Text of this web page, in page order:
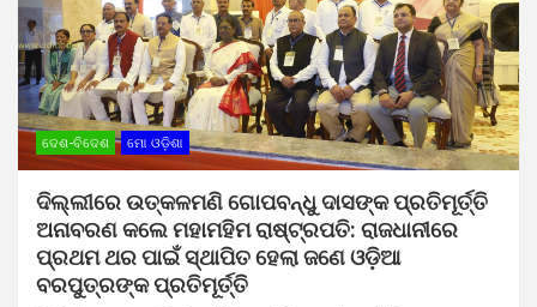
ଦେଶ-ବିଦେଶ ମୋ ଓଡ଼ିଶା
ଦିଲ୍ଲୀରେ ଉତ୍କଳମଣି ଗୋପବନ୍ଧୁ ଦାସଙ୍କ ପ୍ରତିମୂର୍ତ୍ତି
ଅନାବରଣ କଲେ ମହାମହିମ ରାଷ୍ଟ୍ରପତି: ରାଜଧାନୀରେ
ପ୍ରଥମ ଥର ପାଇଁ ସ୍ଥାପିତ ହେଲା ଜଣେ ଓଡ଼ିଆ
ବରପୁତ୍ରଙ୍କ ପ୍ରତିମୂର୍ତ୍ତି